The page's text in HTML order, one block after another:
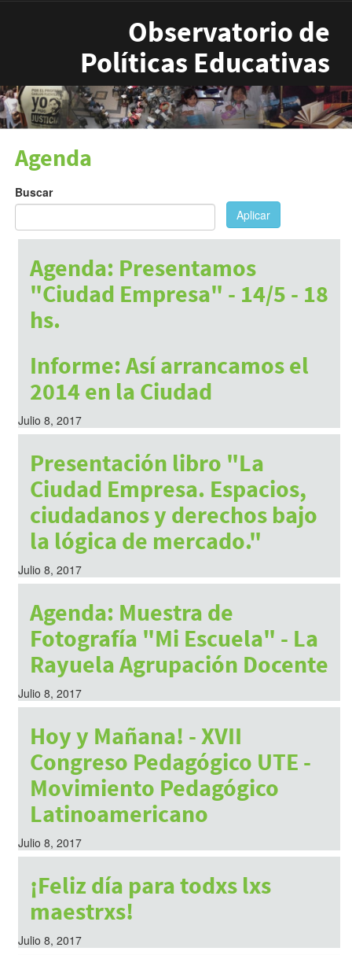
Observatorio de
Políticas Educativas
Agenda
Buscar
Aplicar
Agenda: Presentamos
"Ciudad Empresa" - 14/5 - 18
hs.
Informe: Así arrancamos el
2014 en la Ciudad
Julio 8, 2017
Presentación libro "La
Ciudad Empresa. Espacios,
ciudadanos y derechos bajo
la lógica de mercado."
Julio 8, 2017
Agenda: Muestra de
Fotografía "Mi Escuela" - La
Rayuela Agrupación Docente
Julio 8, 2017
Hoy y Mañana! - XVII
Congreso Pedagógico UTE -
Movimiento Pedagógico
Latinoamericano
Julio 8, 2017
¡Feliz día para todxs lxs
maestrxs!
Julio 8, 2017